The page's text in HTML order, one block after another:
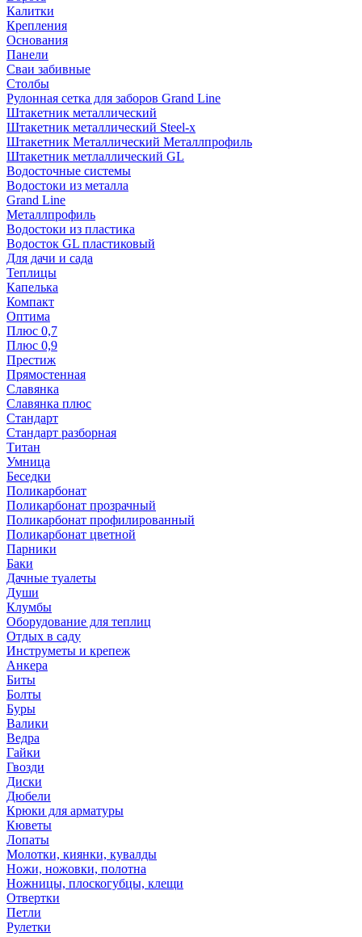
Калитки
Крепления
Основания
Панели
Сваи забивные
Столбы
Рулонная сетка для заборов Grand Line
Штакетник металлический
Штакетник металлический Steel-x
Штакетник Металлический Металлпрофиль
Штакетник метлаллический GL
Водосточные системы
Водостоки из металла
Grand Line
Металлпрофиль
Водостоки из пластика
Водосток GL пластиковый
Для дачи и сада
Теплицы
Капелька
Компакт
Оптима
Плюс 0,7
Плюс 0,9
Престиж
Прямостенная
Славянка
Славянка плюс
Стандарт
Стандарт разборная
Титан
Умница
Беседки
Поликарбонат
Поликарбонат прозрачный
Поликарбонат профилированный
Поликарбонат цветной
Парники
Баки
Дачные туалеты
Души
Клумбы
Оборудование для теплиц
Отдых в саду
Инструметы и крепеж
Анкера
Биты
Болты
Буры
Валики
Ведра
Гайки
Гвозди
Диски
Дюбели
Крюки для арматуры
Кюветы
Лопаты
Молотки, киянки, кувалды
Ножи, ножовки, полотна
Ножницы, плоскогубцы, клещи
Отвертки
Петли
Рулетки